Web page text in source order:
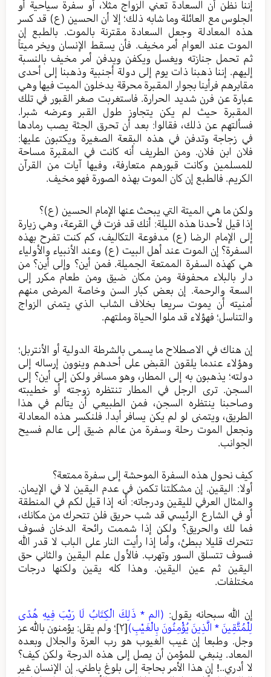
إننا نظن أن السعادة تعني الزواج مثلا، أو سفرة سياحية أو
الجلوس مع العائلة وما شابه ذلك؛ إلا أن الحسين (ع) قد كسر
هذه المعادلة وجعل السعادة مقترنة بالموت. بالطبع إن
الموت عند العوام أمر مخيف. فأن يسقط الإنسان ويخر ميتاً
ثم تحمل جنازته ويغسل ويكفن ويدفن أمر مخيف بالنسبة
إليهم. إننا ذهبنا ذات يوم إلى دولة أجنبية وذهبنا إلى أحدى
مقابرهم فرأينا بجوار المقبرة محرقة يدخلون الميت فيها وهي
عبارة عن فرن شديد الحرارة. فاستغربت صغر القبور في تلك
المقبرة حيث لم يكن يتجاوز طول القبر وعرضه شبرا.
فسألتهم عن ذلك، فقالوا: بعد أن تحرق الجثة يصب رمادها
في زجاجة وتدفن في هذه البقعة الصغيرة ويكتبون عليها:
فلان ابن فلان. ومن الطريف أنه كانت في المقبرة مساحة
للمسلمين وكانت قبورهم متعارفة، وفيها آيات من القرآن
الكريم. فالطبع إن كان الموت بهذه الصورة فهو مخيف.
ولكن ما هي الميتة التي يبحث عنها الإمام الحسين (ع)؟
إذا قيل لأحدنا هذه الليلة: أنك قد فزت في القرعة، وهي زيارة
إلى الإمام الرضا (ع) مدفوعة التكاليف، كم كنت تفرح بهذه
السفرة؟ إن الموت عند أهل البيت (ع) وعند الأنبياء والأولياء
هي كهذه السفرة الممتعة الجميلة. فمن أين؟ وإلى أين؟ من
دار بالبلاء محفوفة ومن مكان ضيق ومن طعام مكرر إلى
السعة والرحمة. إن بعض كبار السن وخاصة المرضى منهم
أمنيته أن يموت سريعا بخلاف الشاب الذي يتمنى الزواج
والتناسل؛ فهؤلاء قد ملوا الحياة وملتهم.
إن هناك في الاصطلاح ما يسمى بالشرطة الدولية أو الأنتربل؛
وهؤلاء عندما يلقون القبض على أحدهم وينوون إرساله إلى
دولته؛ يذهبون به إلى المطار، وهو مسافر ولكن إلى أين؟ إلى
السجن. ترى الرجل في المطار تنتظره زوجته أو خطيبته
وصاحبنا ينتظره السجن، فمن الطبيعي أن يتألم في هذا
الطريق، ويتمنى لو لم يكن يسافر أبدا. فلنكسر هذه المعادلة
ونجعل الموت رحلة وسفرة من عالم ضيق إلى عالم فسيح
الجوانب.
كيف نحول هذه السفرة الموحشة إلى سفرة ممتعة؟
أولا: اليقين. إن مشكلتنا تكمن في عدم اليقين لا في الإيمان.
والمثال العرفي لليقين ودرجاته: أنه إذا قيل لكم في المنطقة
أو في الشارع الرئيسي قد شب حريق فلن تتحرك من مكانك،
فما لك والحريق؟ ولكن إذا شممت رائحة الدخان فسوف
تتحرك قليلا ببطئ، وأما إذا رأيت النار على الباب لا قدر الله
فسوف تتسلق السور وتهرب. فالأول علم اليقين والثاني حق
اليقين ثم عين اليقين. وهذا كله يقين ولكنها درجات
مختلفات.
إن الله سبحانه يقول: (الم * ذَلِكَ الْكِتَابُ لَا رَيْبَ فِيهِ هُدًى
لِلْمُتَّقِينَ * الَّذِينَ يُؤْمِنُونَ بِالْغَيْبِ)[٢]
؛ ولم يقل: يؤمنون بالله عز
وجل. وطبعا إن غيب الغيوب هو رب العزة والجلال وبعده
المعاد. ينبغي للمؤمن أن يصل إلى هذه الدرجة ولكن كيف؟
لا أدري..! إن هذا الأمر بحاجة إلى بلوغ باطني. إن الإنسان غير